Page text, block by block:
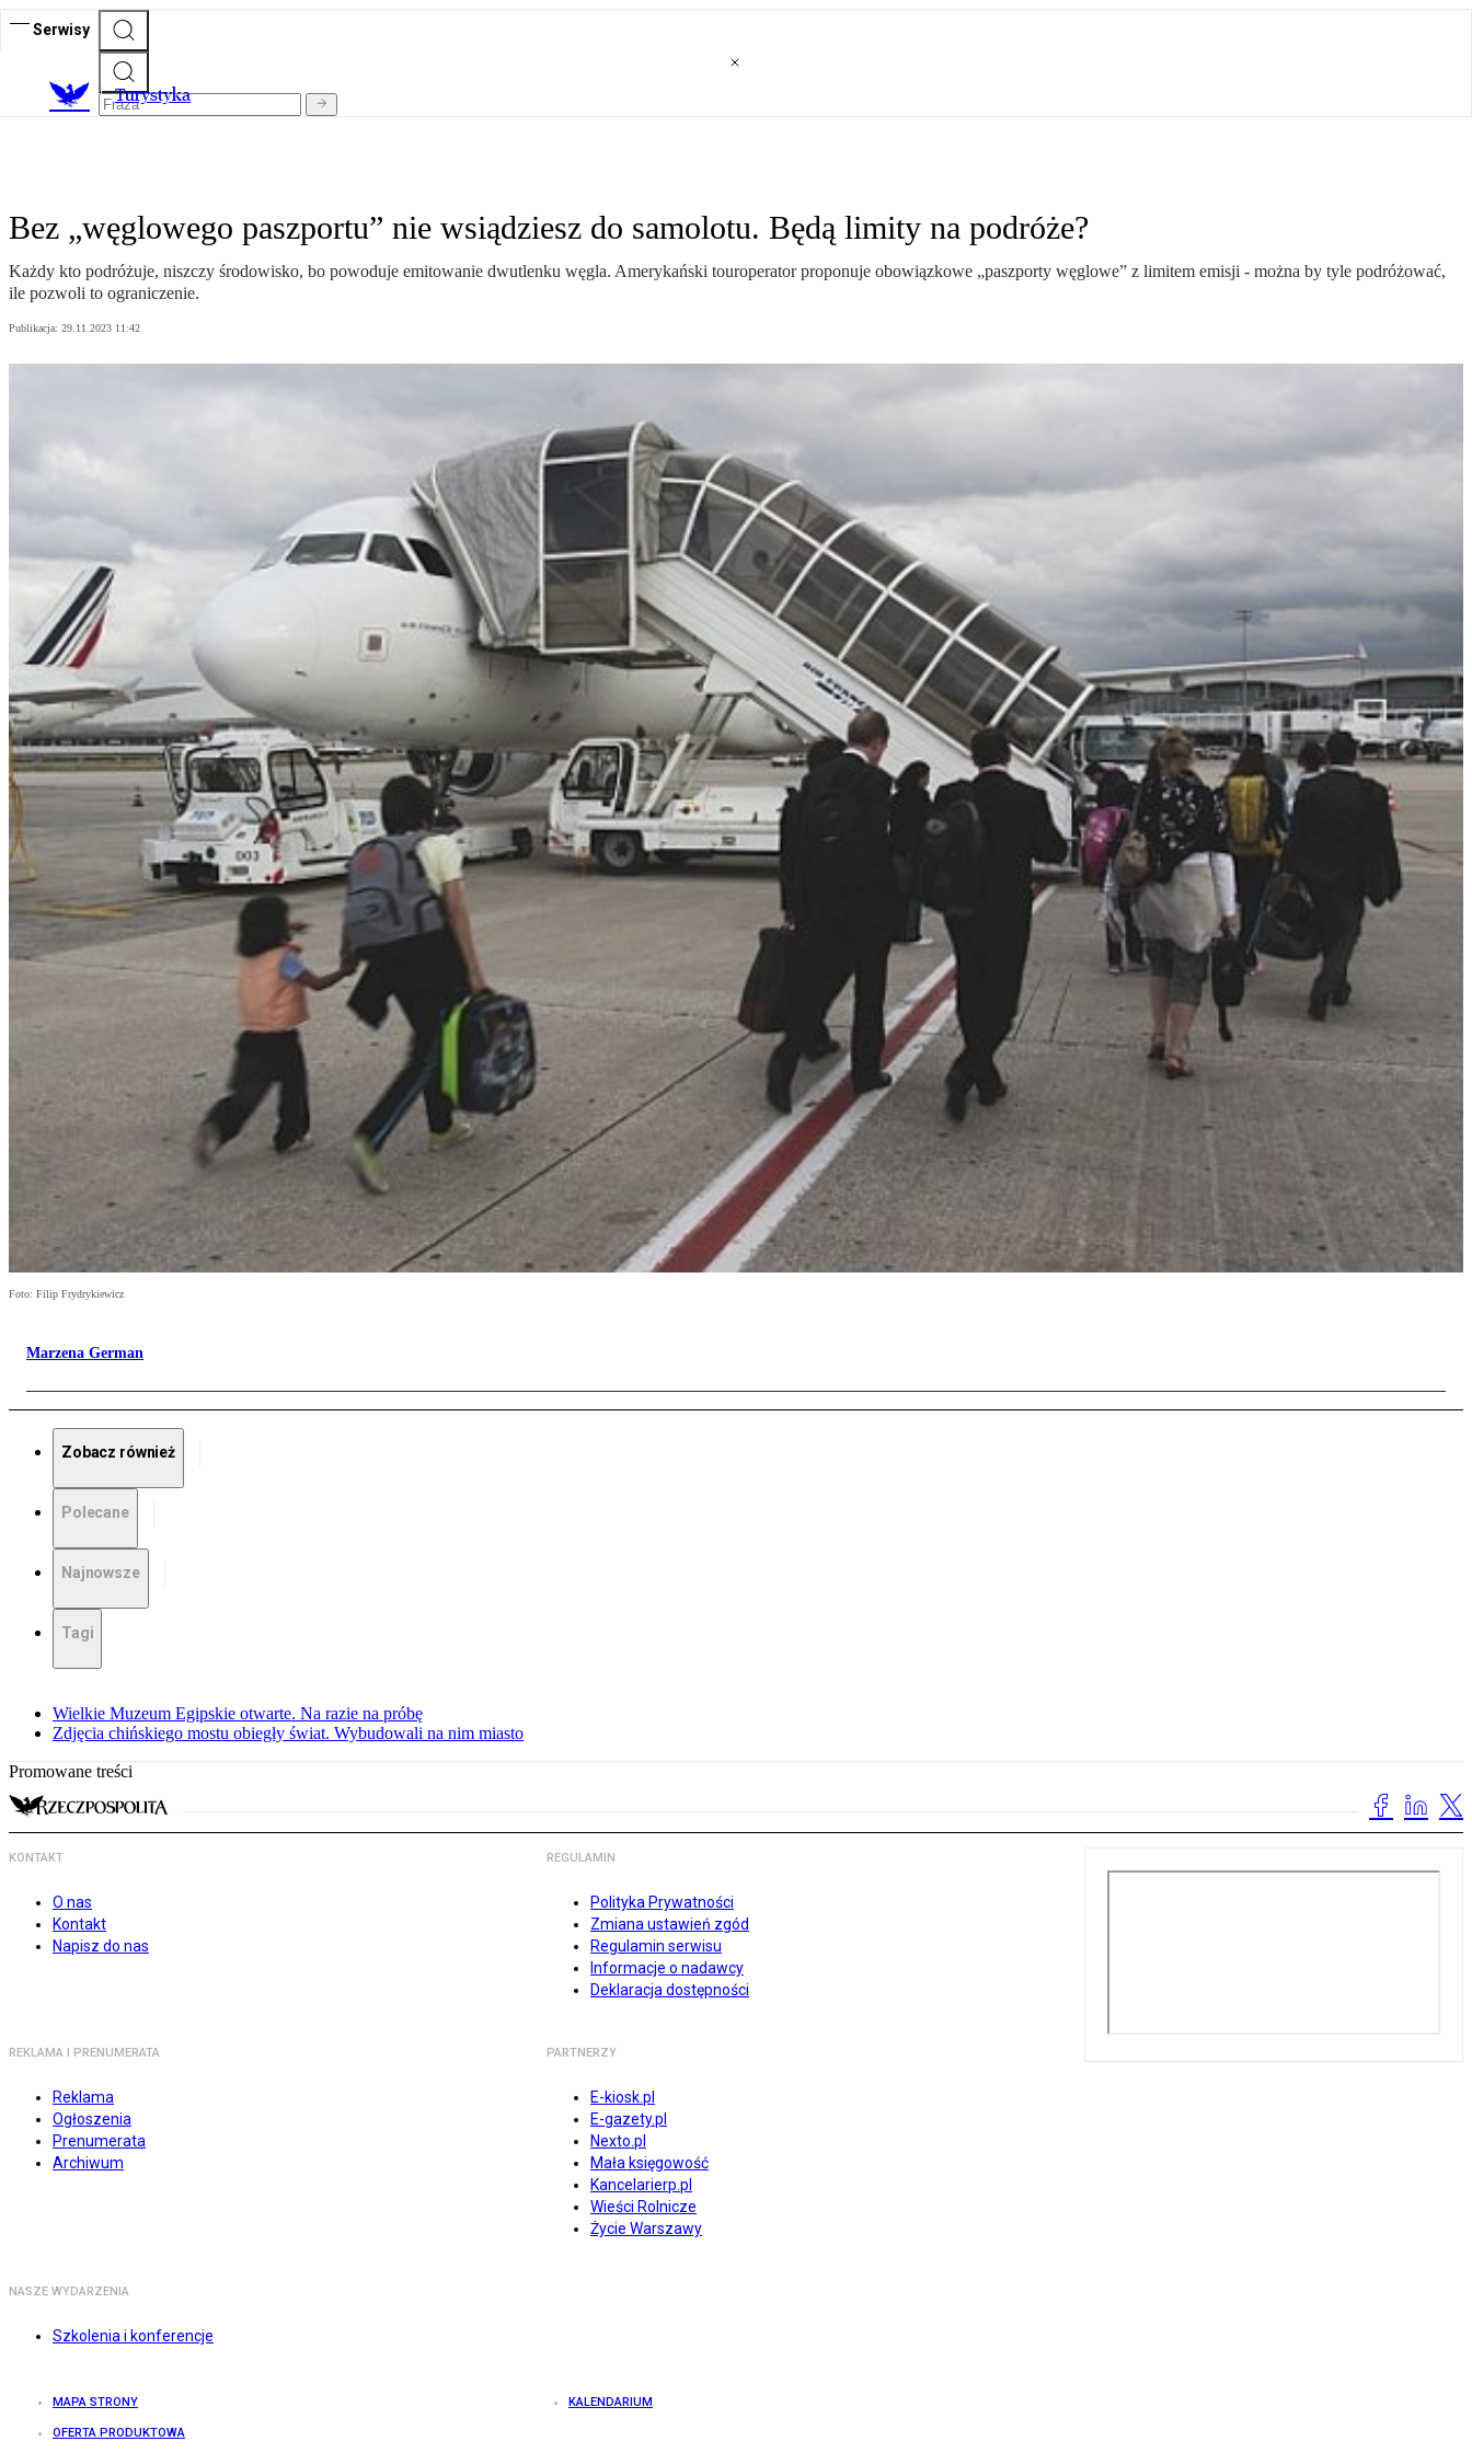
Serwisy
Turystyka
Bez „węglowego paszportu” nie wsiądziesz do samolotu. Będą limity na podróże?
Każdy kto podróżuje, niszczy środowisko, bo powoduje emitowanie dwutlenku węgla. Amerykański touroperator proponuje obowiązkowe „paszporty węglowe” z limitem emisji - można by tyle podróżować,
ile pozwoli to ograniczenie.
Publikacja: 29.11.2023 11:42
Foto: Filip Frydrykiewicz
Marzena German
Zobacz również
Polecane
Najnowsze
Tagi
Wielkie Muzeum Egipskie otwarte. Na razie na próbę
Zdjęcia chińskiego mostu obiegły świat. Wybudowali na nim miasto
Promowane treści
KONTAKT
O nas
Kontakt
Napisz do nas
REGULAMIN
Polityka Prywatności
Zmiana ustawień zgód
Regulamin serwisu
Informacje o nadawcy
Deklaracja dostępności
REKLAMA I PRENUMERATA
Reklama
Ogłoszenia
Prenumerata
Archiwum
PARTNERZY
E-kiosk.pl
E-gazety.pl
Nexto.pl
Mała księgowość
Kancelarierp.pl
Wieści Rolnicze
Życie Warszawy
NASZE WYDARZENIA
Szkolenia i konferencje
MAPA STRONY KALENDARIUM
OFERTA PRODUKTOWA